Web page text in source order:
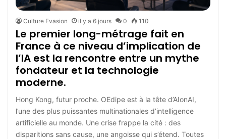
Culture Evasion il y a 6 jours 0 110
Le premier long-métrage fait en
France à ce niveau d’implication de
l’IA est la rencontre entre un mythe
fondateur et la technologie
moderne.
Hong Kong, futur proche. OEdipe est à la tête d’AIonAI,
l’une des plus puissantes multinationales d’intelligence
artificielle au monde. Une crise frappe la cité : des
disparitions sans cause, une angoisse qui s’étend. Toutes